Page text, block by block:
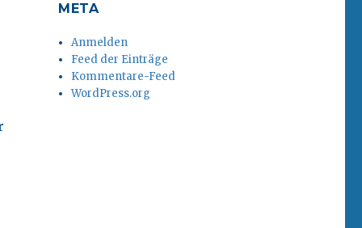
META
Anmelden
Feed der Einträge
Kommentare-Feed
WordPress.org